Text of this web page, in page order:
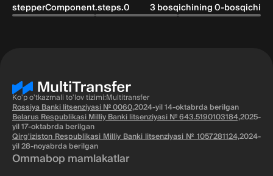
stepperComponent.steps.0 3 bosqichining 0-bosqichi
Ko'p o'tkazmali to'lov tizimi:Multitransfer
Rossiya Banki litsenziyasi № 0060,2024-yil 14-oktabrda berilgan
Belarus Respublikasi Milliy Banki litsenziyasi № 643.5190103184,2025-
yil 17-oktabrda berilgan
Qirg'iziston Respublikasi Milliy Banki litsenziyasi № 1057281124,2024-
yil 28-noyabrda berilgan
Ommabop mamlakatlar